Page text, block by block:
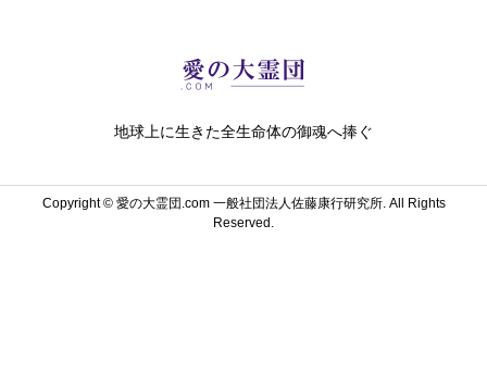
地球上に生きた全生命体の御魂へ捧ぐ
Copyright ©愛の大霊団.com 一般社団法人佐藤康行研究所. All Rights
Reserved.